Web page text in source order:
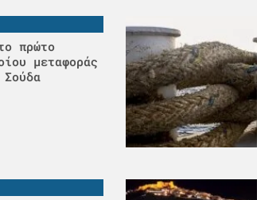
πρώτο
μεταφοράς